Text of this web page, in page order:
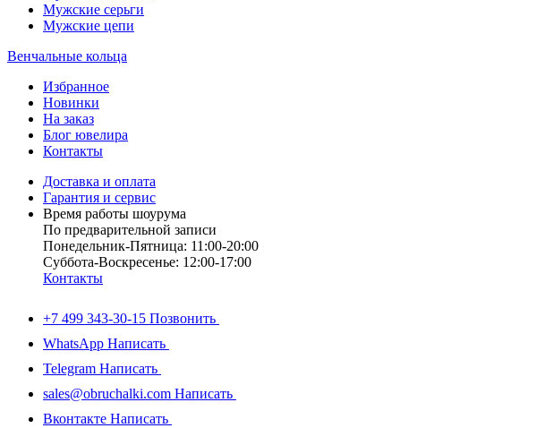
Мужские серьги
Мужские цепи
Венчальные кольца
Избранное
Новинки
На заказ
Блог ювелира
Контакты
Доставка и оплата
Гарантия и сервис
Время работы шоурума
По предварительной записи
Понедельник-Пятница: 11:00-20:00
Суббота-Bоcкресенье: 12:00-17:00
Контакты
+7 499 343-30-15 Позвонить
WhatsApp Написать
Telegram Написать
sales@obruchalki.com Написать
Вконтакте Написать